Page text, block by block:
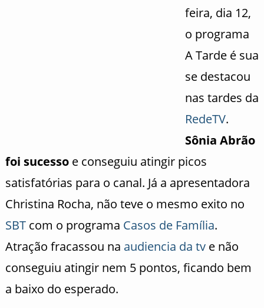
feira, dia 12,
o programa
A Tarde é sua
se destacou
nas tardes da
RedeTV.
Sônia Abrão
foi sucessoe conseguiu atingir picos
satisfatórias para o canal. Já a apresentadora
Christina Rocha, não teve o mesmo exito no
SBTcom o programa Casos de Família.
Atração fracassou na audiencia da tve não
conseguiu atingir nem 5 pontos, ficando bem
a baixo do esperado.